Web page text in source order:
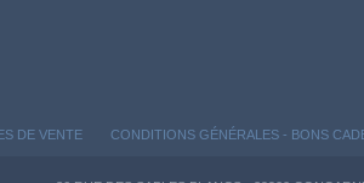
DE VENTE CONDITIONS GÉNÉRALES - BONS